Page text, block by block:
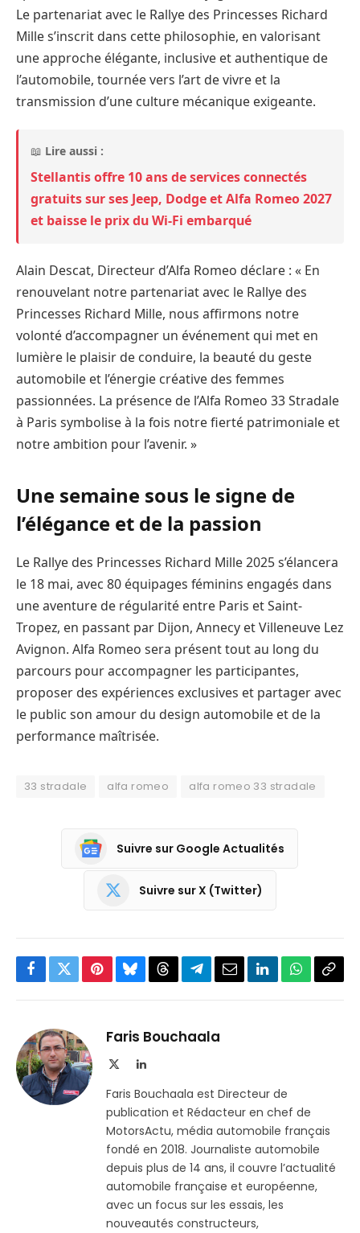
Le partenariat avec le Rallye des Princesses Richard
Mille s’inscrit dans cette philosophie, en valorisant
une approche élégante, inclusive et authentique de
l’automobile, tournée vers l’art de vivre et la
transmission d’une culture mécanique exigeante.
📖 Lire aussi :
Stellantis offre 10 ans de services connectés
gratuits sur ses Jeep, Dodge et Alfa Romeo 2027
et baisse le prix du Wi-Fi embarqué
Alain Descat, Directeur d’Alfa Romeo déclare : « En
renouvelant notre partenariat avec le Rallye des
Princesses Richard Mille, nous affirmons notre
volonté d’accompagner un événement qui met en
lumière le plaisir de conduire, la beauté du geste
automobile et l’énergie créative des femmes
passionnées. La présence de l’Alfa Romeo 33 Stradale
à Paris symbolise à la fois notre fierté patrimoniale et
notre ambition pour l’avenir. »
Une semaine sous le signe de
l’élégance et de la passion
Le Rallye des Princesses Richard Mille 2025 s’élancera
le 18 mai, avec 80 équipages féminins engagés dans
une aventure de régularité entre Paris et Saint-
Tropez, en passant par Dijon, Annecy et Villeneuve Lez
Avignon. Alfa Romeo sera présent tout au long du
parcours pour accompagner les participantes,
proposer des expériences exclusives et partager avec
le public son amour du design automobile et de la
performance maîtrisée.
33 stradale alfa romeo alfa romeo 33 stradale
Suivre sur Google Actualités
Suivre sur X (Twitter)
Facebook
TwitterPinterestBlueskyThreadsPartager
Telegram
EmailLinkedInWhatsApp
Faris Bouchaala
LinkedIn
Faris Bouchaala est Directeur de
publication et Rédacteur en chef de
MotorsActu, média automobile français
fondé en 2018. Journaliste automobile
depuis plus de 14 ans, il couvre l’actualité
automobile française et européenne,
avec un focus sur les essais, les
nouveautés constructeurs,